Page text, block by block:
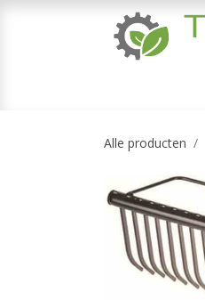
Alle producten